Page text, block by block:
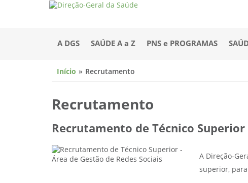
A DGS SAÚDE A a Z PNS e PROGRAMAS
Início Recrutamento
Recrutamento
Recrutamento de Técnico Superior
A Direção-
superior,